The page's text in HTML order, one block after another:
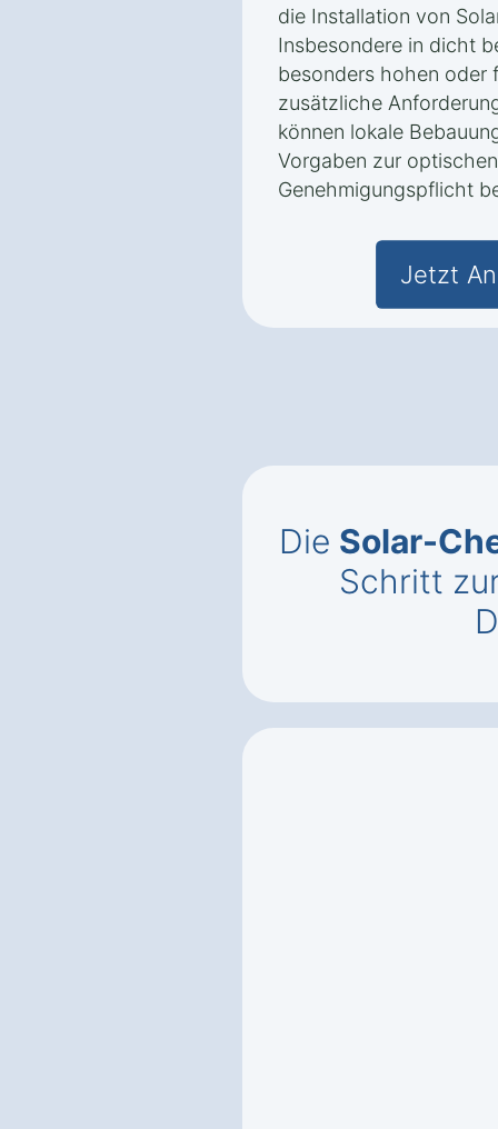
die Installation von
Insbesondere in dicht
besonders hohen oder
zusätzliche
können lokale
Vorgaben zur
Genehmigungspflicht
Jetzt
Die Solar-
Schritt